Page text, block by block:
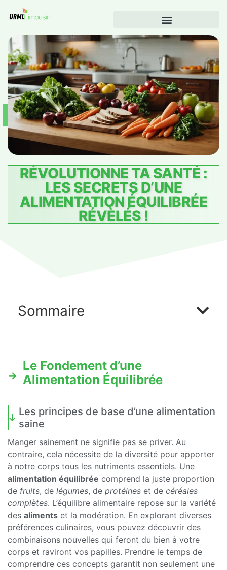
RÉVOLUTIONNE TA SANTÉ :
LES SECRETS D’UNE
ALIMENTATION ÉQUILIBRÉE
RÉVÈLÉS !
Sommaire
Le Fondement d’une
Alimentation Équilibrée
Les principes de base d’une alimentation
saine
Manger sainement ne signifie pas se priver. Au
contraire, cela nécessite de la diversité pour apporter
à notre corps tous les nutriments essentiels. Une
alimentation équilibrée comprend la juste proportion
de fruits, de légumes, de protéines et de céréales
complètes. L’équilibre alimentaire repose sur la variété
des aliments et la modération. En explorant diverses
préférences culinaires, vous pouvez découvrir des
combinaisons nouvelles qui feront du bien à votre
corps et raviront vos papilles. Prendre le temps de
comprendre ces concepts garantit non seulement une